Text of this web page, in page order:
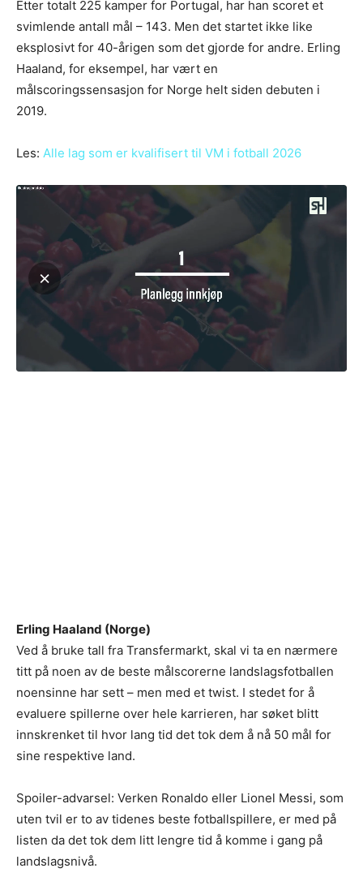
Etter totalt 225 kamper for Portugal, har han scoret et
svimlende antall mål – 143. Men det startet ikke like
eksplosivt for 40-årigen som det gjorde for andre. Erling
Haaland, for eksempel, har vært en
målscoringssensasjon for Norge helt siden debuten i
2019.
Les: Alle lag som er kvalifisert til VM i fotball 2026
Erling Haaland (Norge)
Ved å bruke tall fra Transfermarkt, skal vi ta en nærmere
titt på noen av de beste målscorerne landslagsfotballen
noensinne har sett – men med et twist. I stedet for å
evaluere spillerne over hele karrieren, har søket blitt
innskrenket til hvor lang tid det tok dem å nå 50 mål for
sine respektive land.
Spoiler-advarsel: Verken Ronaldo eller Lionel Messi, som
uten tvil er to av tidenes beste fotballspillere, er med på
listen da det tok dem litt lengre tid å komme i gang på
landslagsnivå.